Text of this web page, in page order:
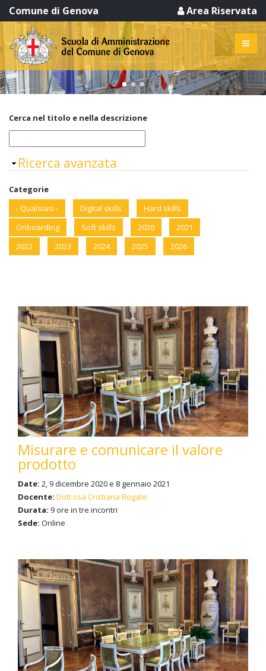
Comune di Genova Area Riservata
Corsi
Scuola di Amministrazione del Comune di Genova
Cerca nel titolo e nella descrizione
Nascondi
Ricerca avanzata
Categorie
- Qualsiasi -
Digital skills
Hard skills
Onboarding
Soft skills 2020
2021
2022
2023 2024 2025 2026
Misurare e comunicare il valore
prodotto
Date: 2, 9 dicembre 2020 e 8 gennaio 2021
Docente: Dott.ssa Cristiana Rogate
Durata: 9 ore in tre incontri
Sede: Online